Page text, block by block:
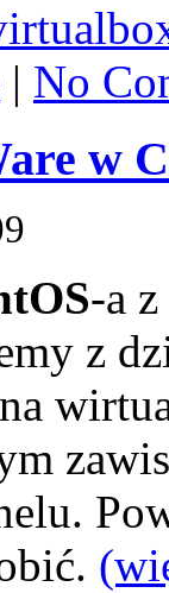
| No
w
-a
z